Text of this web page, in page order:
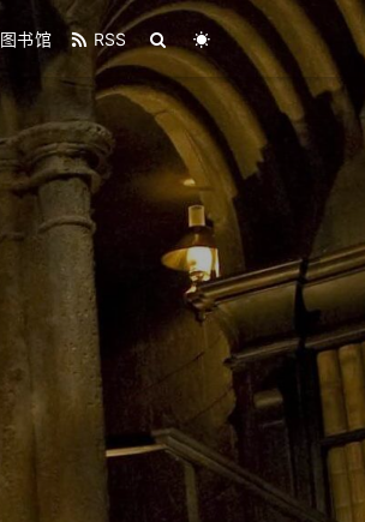
图书馆 RSS